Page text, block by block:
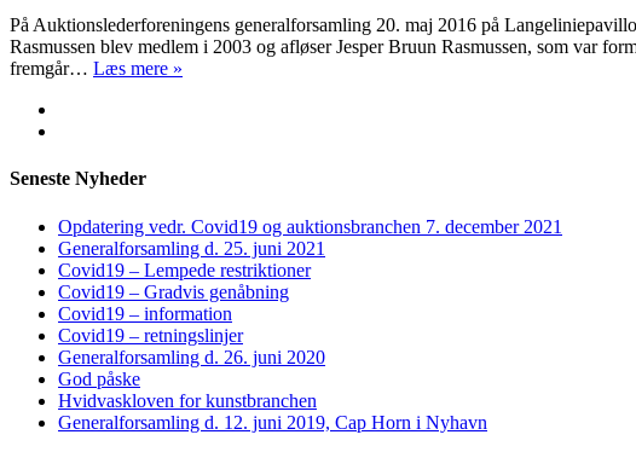
På Auktionslederforeningens generalforsamling 20. maj 2016 på
Rasmussen blev medlem i 2003 og afløser Jesper Bruun Rasmussen, som var
fremgår… Læs mere »
Seneste Nyheder
Opdatering vedr. Covid19 og auktionsbranchen 7. december 2021
Generalforsamling d. 25. juni 2021
Covid19 – Lempede restriktioner
Covid19 – Gradvis genåbning
Covid19 – information
Covid19 – retningslinjer
Generalforsamling d. 26. juni 2020
God påske
Hvidvaskloven for kunstbranchen
Generalforsamling d. 12. juni 2019, Cap Horn i Nyhavn